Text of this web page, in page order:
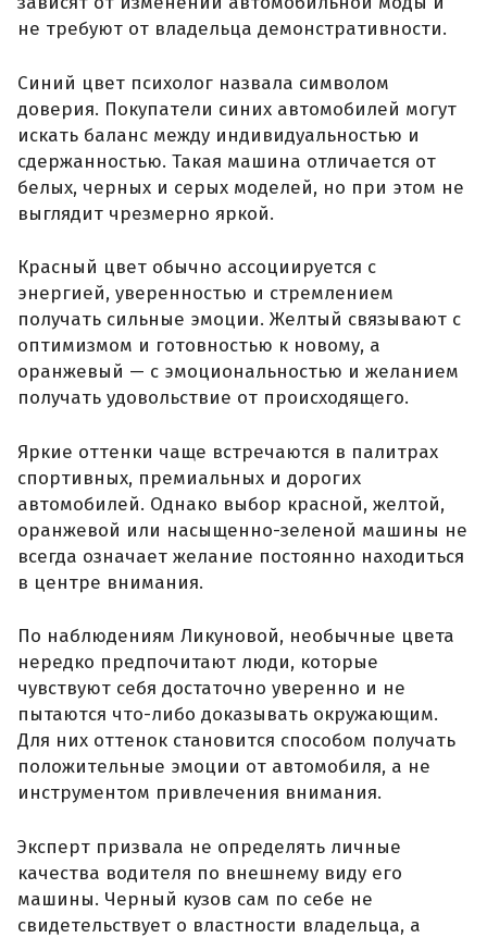
не требуют от владельца демонстративности.
Синий цвет психолог назвала символом
доверия. Покупатели синих автомобилей могут
искать баланс между индивидуальностью и
сдержанностью. Такая машина отличается от
белых, черных и серых моделей, но при этом не
выглядит чрезмерно яркой.
Красный цвет обычно ассоциируется с
энергией, уверенностью и стремлением
получать сильные эмоции. Желтый связывают с
оптимизмом и готовностью к новому, а
оранжевый — с эмоциональностью и желанием
получать удовольствие от происходящего.
Яркие оттенки чаще встречаются в палитрах
спортивных, премиальных и дорогих
автомобилей. Однако выбор красной, желтой,
оранжевой или насыщенно-зеленой машины не
всегда означает желание постоянно находиться
в центре внимания.
По наблюдениям Ликуновой, необычные цвета
нередко предпочитают люди, которые
чувствуют себя достаточно уверенно и не
пытаются что-либо доказывать окружающим.
Для них оттенок становится способом получать
положительные эмоции от автомобиля, а не
инструментом привлечения внимания.
Эксперт призвала не определять личные
качества водителя по внешнему виду его
машины. Черный кузов сам по себе не
свидетельствует о властности владельца, а